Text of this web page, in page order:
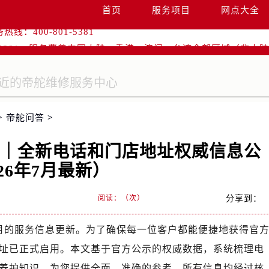
首页 服务项目 网点大全
热线：400-801-5381
，服务覆盖中国大陆、香港、澳门、台湾全部区域（非大
楼W3座6层602室（需提前预约）
际中心写字楼D座11层1102室（需提前预约）
中心写字楼26层2603室（需提前预约）
场写字楼8层806室（需提前预约）
京中心写字楼22层C1-1室（需提前预约）
国际金融中心写字楼35层3508室（需提前预约）
楼1号楼18层1803室（需提前预约）
字楼1号楼16层1604室（需提前预约）
心东塔写字楼（华润万象城）17层1706室（需提前预约）
办公楼20层2009室（需提前预约）
帝舵问答 >
全新电话和门店地址权威信息公
年7月最新）
阅读：（次） 分享到：
服务信息更新。为了确保每一位客户都能便捷地获得官方
已正式启用。本文基于官方公示的权威数据，系统梳理电